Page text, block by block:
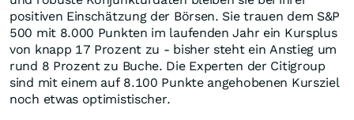
positiven Einschätzung der Börsen. Sie trauen dem S&P
500 mit 8.000 Punkten im laufenden Jahr ein Kursplus
von knapp 17 Prozent zu - bisher steht ein Anstieg um
rund 8 Prozent zu Buche. Die Experten der Citigroup
sind mit einem auf 8.100 Punkte angehobenen Kursziel
noch etwas optimistischer.